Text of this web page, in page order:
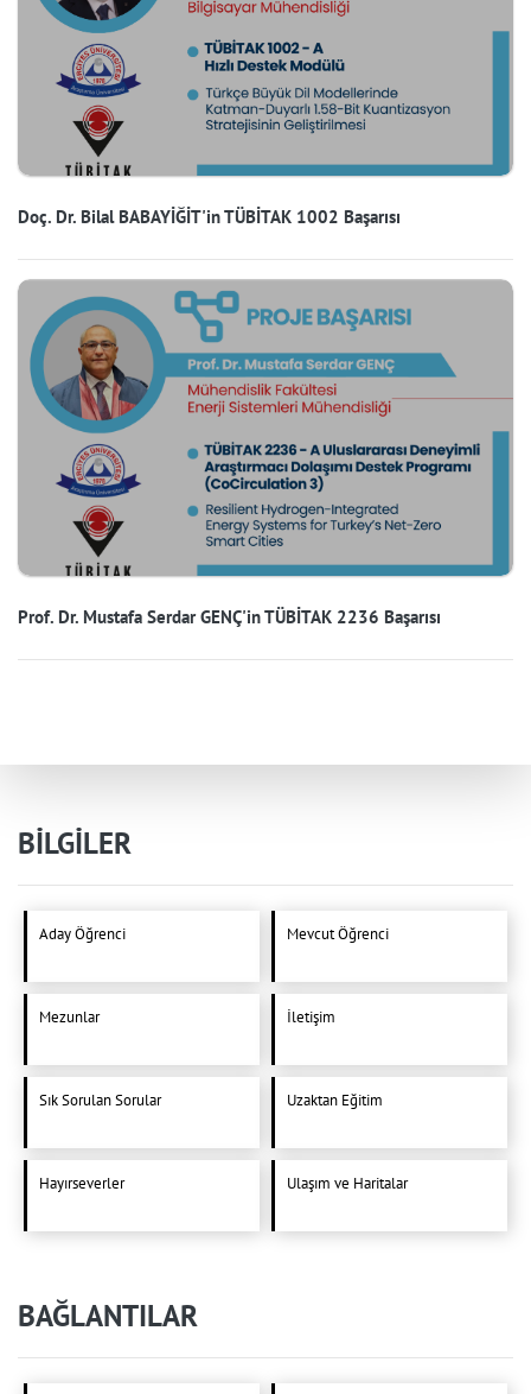
Doç. Dr. Bilal BABAYİĞİT'in TÜBİTAK 1002 Başarısı
Prof. Dr. Mustafa Serdar GENÇ'in TÜBİTAK 2236 Başarısı
BİLGİLER
Aday Öğrenci Mevcut Öğrenci
Mezunlar İletişim
Sık Sorulan Sorular Uzaktan Eğitim
Hayırseverler Ulaşım ve Haritalar
BAĞLANTILAR